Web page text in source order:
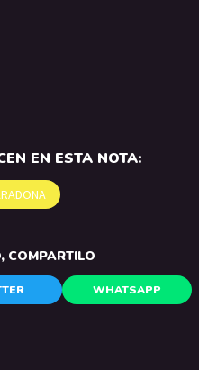
EN ESTA NOTA:
COMPARTILO
WHATSAPP